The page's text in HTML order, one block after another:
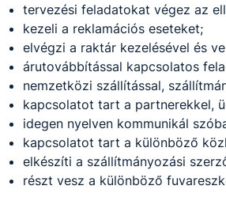
tervezési feladatokat végez az
kezeli a reklamációs eseteket;
elvégzi a raktár kezelésével és
árutovábbítással kapcsolatos
nemzetközi szállítással,
kapcsolatot tart a partnerekkel,
idegen nyelven kommunikál
kapcsolatot tart a különböző
elkészíti a szállítmányozási
részt vesz a különböző